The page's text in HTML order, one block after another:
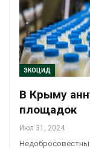
ЭКОЦИД
В Крыму
площадок
Июл 31, 2024